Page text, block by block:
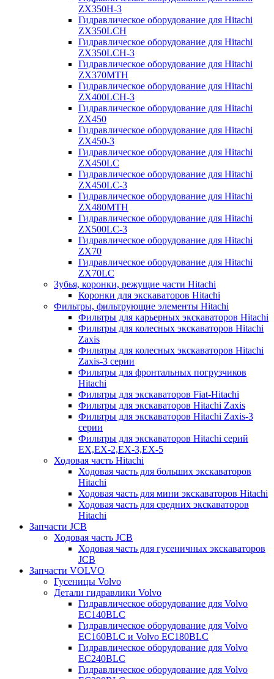
ZX350H-3
Гидравлическое оборудование для Hitachi
ZX350LCH
Гидравлическое оборудование для Hitachi
ZX350LCH-3
Гидравлическое оборудование для Hitachi
ZX370MTH
Гидравлическое оборудование для Hitachi
ZX400LCH-3
Гидравлическое оборудование для Hitachi
ZX450
Гидравлическое оборудование для Hitachi
ZX450-3
Гидравлическое оборудование для Hitachi
ZX450LC
Гидравлическое оборудование для Hitachi
ZX450LC-3
Гидравлическое оборудование для Hitachi
ZX480MTH
Гидравлическое оборудование для Hitachi
ZX500LC-3
Гидравлическое оборудование для Hitachi
ZX70
Гидравлическое оборудование для Hitachi
ZX70LC
Зубья, коронки, режущие части Hitachi
Коронки для экскаваторов Hitachi
Фильтры, фильтрующие элементы Hitachi
Фильтры для карьерных экскаваторов Hitachi
Фильтры для колесных экскаваторов Hitachi
Zaxis
Фильтры для колесных экскаваторов Hitachi
Zaxis-3 серии
Фильтры для фронтальных погрузчиков
Hitachi
Фильтры для экскаваторов Fiat-Hitachi
Фильтры для экскаваторов Hitachi Zaxis
Фильтры для экскаваторов Hitachi Zaxis-3
серии
Фильтры для экскаваторов Hitachi серий
EX,EX-2,EX-3,EX-5
Ходовая часть Hitachi
Ходовая часть для больших экскаваторов
Hitachi
Ходовая часть для мини экскаваторов Hitachi
Ходовая часть для средних экскаваторов
Hitachi
Запчасти JCB
Ходовая часть JCB
Ходовая часть для гусеничных экскаваторов
JCB
Запчасти VOLVO
Гусеницы Volvo
Детали гидравлики Volvo
Гидравлическое оборудование для Volvo
EC140BLC
Гидравлическое оборудование для Volvo
EC160BLC и Volvo EC180BLC
Гидравлическое оборудование для Volvo
EC240BLC
Гидравлическое оборудование для Volvo